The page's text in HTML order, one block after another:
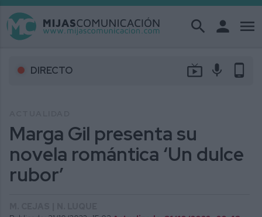
search person menu
DIRECTO live_tv mic phone_android
Marga Gil presenta su
novela romántica ‘Un dulce
rubor’